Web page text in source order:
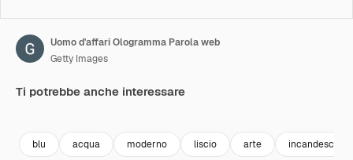
Uomo d'affari Ologramma Parola web
Getty Images
Ti potrebbe anche interessare
blu acqua moderno liscio arte